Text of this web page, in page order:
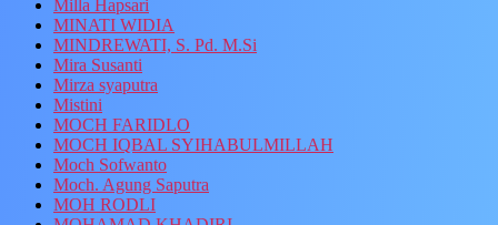
Milla Hapsari
MINATI WIDIA
MINDREWATI, S. Pd. M.Si
Mira Susanti
Mirza syaputra
Mistini
MOCH FARIDLO
MOCH IQBAL SYIHABULMILLAH
Moch Sofwanto
Moch. Agung Saputra
MOH RODLI